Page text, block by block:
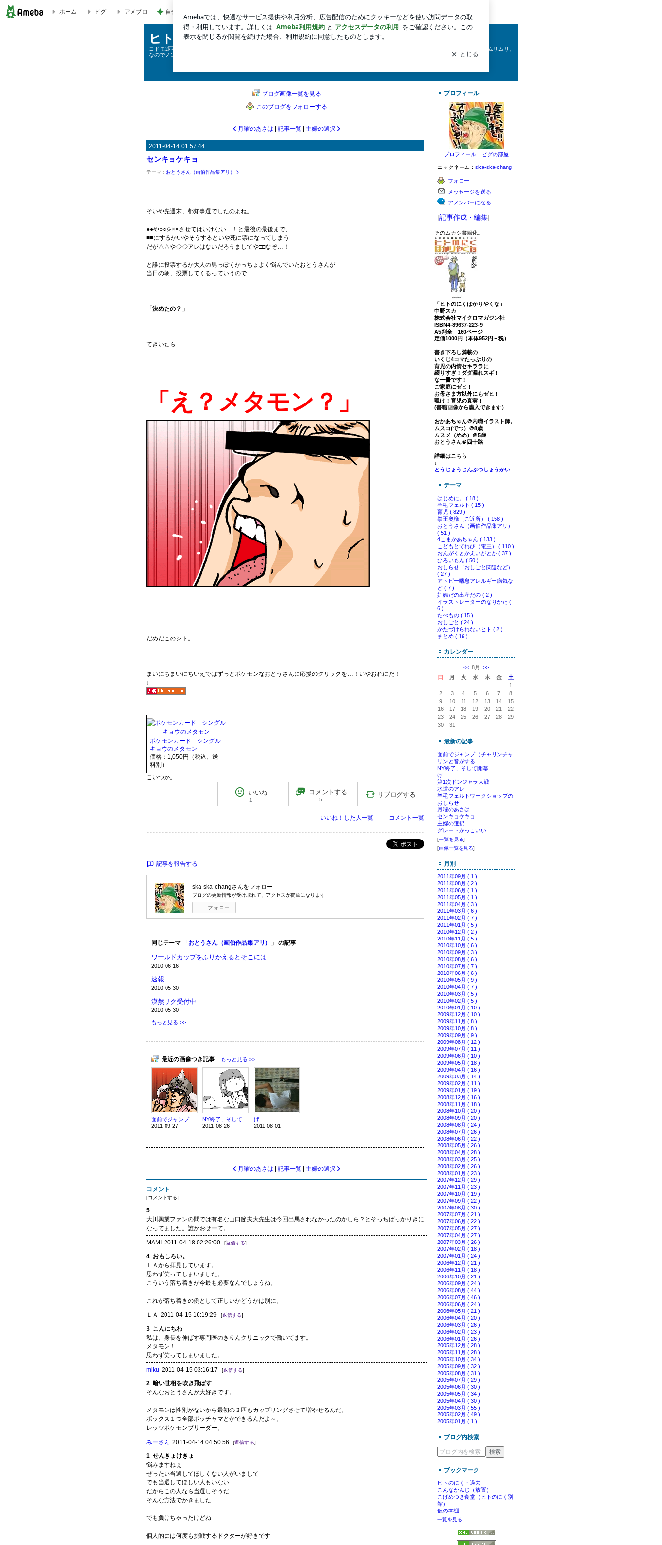
ホーム ピグ アメブロ 自分の時間全てを娘に捧げる夫
ヒトのにくばかりやくな
コドモ2匹引きずったイラストレーターが在宅で泣きながら仕事したり育児をしたりたまにはやさぐれてどっかに逃げ出してみたりしたいがムリムリ。
なのでノンアルコールでもクダをまけるこの場所で育児絵日記とやらに手を染めてもみる。書籍化したこと…あったのう…。
プロフィール
プロフィール ｜ ピグの部屋
ニックネーム： ska-ska-chang
フォロー
メッセージを送る
アメンバーになる
[記事作成・編集]
そのムカシ書籍化。
「ヒトのにくばかりやくな」
中野スカ
株式会社マイクロマガジン社
ISBN4-89637-223-9
A5判全 160ページ
定価1000円（本体952円＋税）
書き下ろし満載の
いくじ4コマたっぷりの
育児の内情セキララに
綴りすぎ！ダダ漏れスギ！
な一冊です！
ご家庭にゼヒ！
お母さま方以外にもゼヒ！
覗け！育児の真実！
(書籍画像から購入できます）
おかあちゃん＠内職イラスト師。
ムスコ(でつ）＠8歳
ムスメ（めめ）＠5歳
おとうさん＠四十路
詳細はこちら
↓
とうじょうじんぶつしょうかい
テーマ
はじめに。 ( 18 )
羊毛フェルト ( 15 )
育児 ( 829 )
拳王奥様（ご近所） ( 158 )
おとうさん（画伯作品集アリ）
( 51 )
4こまかあちゃん ( 133 )
こどもとてれび（電王） ( 110 )
おんがくとかえいがとか ( 37 )
ひろいもん ( 50 )
おしらせ（おしごと関連など）
( 27 )
アトピー喘息アレルギー病気な
ど ( 7 )
妊娠だの出産だの ( 2 )
イラストレーターのなりかた (
6 )
たべもの ( 15 )
おしごと ( 24 )
かたづけられないヒト ( 2 )
まとめ ( 16 )
カレンダー
<< 8月 >>
日
月 火 水 木 金
土
1
2
3 4 5 6 7
8
9
10 11 12 13 14
15
16
17 18 19 20 21
22
23
24 25 26 27 28
29
30
31
最新の記事
面前でジャンプ（チャリンチャ
リンと音がする
NY終了、そして開幕
げ
第1次ドンジャラ大戦
水道のアレ
羊毛フェルトワークショップの
おしらせ
月曜のあさは
センキョケキョ
主婦の選択
グレートかっこいい
[一覧を見る]
[画像一覧を見る]
月別
2011年09月 ( 1 )
2011年08月 ( 2 )
2011年06月 ( 1 )
2011年05月 ( 1 )
2011年04月 ( 3 )
2011年03月 ( 6 )
2011年02月 ( 7 )
2011年01月 ( 5 )
2010年12月 ( 2 )
2010年11月 ( 5 )
2010年10月 ( 6 )
2010年09月 ( 3 )
2010年08月 ( 6 )
2010年07月 ( 7 )
2010年06月 ( 6 )
2010年05月 ( 9 )
2010年04月 ( 7 )
2010年03月 ( 5 )
2010年02月 ( 5 )
2010年01月 ( 10 )
2009年12月 ( 10 )
2009年11月 ( 8 )
2009年10月 ( 8 )
2009年09月 ( 9 )
2009年08月 ( 12 )
2009年07月 ( 11 )
2009年06月 ( 10 )
2009年05月 ( 18 )
2009年04月 ( 16 )
2009年03月 ( 14 )
2009年02月 ( 11 )
2009年01月 ( 19 )
2008年12月 ( 16 )
2008年11月 ( 18 )
2008年10月 ( 20 )
2008年09月 ( 20 )
2008年08月 ( 24 )
2008年07月 ( 26 )
2008年06月 ( 22 )
2008年05月 ( 26 )
2008年04月 ( 28 )
2008年03月 ( 25 )
2008年02月 ( 26 )
2008年01月 ( 23 )
2007年12月 ( 29 )
2007年11月 ( 23 )
2007年10月 ( 19 )
2007年09月 ( 22 )
2007年08月 ( 30 )
2007年07月 ( 21 )
2007年06月 ( 22 )
2007年05月 ( 27 )
2007年04月 ( 27 )
2007年03月 ( 26 )
2007年02月 ( 18 )
2007年01月 ( 24 )
2006年12月 ( 21 )
2006年11月 ( 18 )
2006年10月 ( 21 )
2006年09月 ( 24 )
2006年08月 ( 44 )
2006年07月 ( 46 )
2006年06月 ( 24 )
2006年05月 ( 21 )
2006年04月 ( 20 )
2006年03月 ( 26 )
2006年02月 ( 23 )
2006年01月 ( 26 )
2005年12月 ( 28 )
2005年11月 ( 28 )
2005年10月 ( 34 )
2005年09月 ( 32 )
2005年08月 ( 31 )
2005年07月 ( 29 )
2005年06月 ( 30 )
2005年05月 ( 34 )
2005年04月 ( 30 )
2005年03月 ( 55 )
2005年02月 ( 49 )
2005年01月 ( 1 )
ブログ内検索
ブックマーク
ヒトのにく・過去
こんなかんじ（放置）
こげめつき食堂（ヒトのにく別
館）
仮の本棚
一覧を見る
ブログ画像一覧を見る
このブログをフォローする
月曜のあさは 記事一覧 主婦の選択
2011-04-14 01:57:44
センキョケキョ
テーマ： おとうさん（画伯作品集アリ）
そいや先週末、都知事選でしたのよね。
●●や○○を××させてはいけない…！と最後の最後まで、
■■にするかいやそうするといや死に票になってしまう
だが△△や◇◇アレはないだろうましてや□□なぞ…！
と誰に投票するか大人の男っぽくかっちょよく悩んでいたおとうさんが
当日の朝、投票してくるっていうので
「決めたの？」
てきいたら
「え？メタモン？」
だめだこのシト。
まいにちまいにちいえではずっとポケモンなおとうさんに応援のクリックを…！いやおれにだ！
↓
ポケモンカード シングル
キョウのメタモン
価格：1,050円（税込、送
料別）
こいつか。
いいね
1
コメントする
5
リブログする
いいね！した人一覧 コメント一覧
ポスト
記事を報告する
ska-ska-changさんをフォロー
ブログの更新情報が受け取れて、アクセスが簡単になります
フォロー
同じテーマ 「 おとうさん（画伯作品集アリ） 」 の記事
ワールドカップをふりかえるとそこには
2010-06-16
速報
2010-05-30
漠然リク受付中
2010-05-30
もっと見る >>
最近の画像つき記事 もっと見る >>
面前でジャンプ（チャリンチャリンと音がする
2011-09-27
2011-08-26
げ
2011-08-01
月曜のあさは 記事一覧 主婦の選択
コメント
[コメントする]
5
大川興業ファンの間では有名な山口節夫大先生は今回出馬されなかったのかしら？とそっちばっかりきに
なってました。誰かおせーて。
MAMI 2011-04-18 02:26:00 [返信する]
4 おもしろい。
ＬＡから拝見しています。
思わず笑ってしまいました。
こういう落ち着きが今最も必要なんでしょうね。
これが落ち着きの例として正しいかどうかは別に。
ＬＡ 2011-04-15 16:19:29 [返信する]
3 こんにちわ
私は、身長を伸ばす専門医のきりんクリニックで働いてます。
メタモン！
思わず笑ってしまいました。
miku 2011-04-15 03:16:17 [返信する]
2 暗い世相を吹き飛ばす
そんなおとうさんが大好きです。
メタモンは性別がないから最初の３匹もカップリングさせて増やせるんだ。
ボックス１つ全部ポッチャマとかできるんだよ～。
レッツポケモンブリーダー。
みーさん 2011-04-14 04:50:56 [返信する]
1 せんきょけきょ
悩みますねぇ
ぜったい当選してほしくない人がいまして
でも当選してほしい人もいない
だからこの人なら当選しそうだ
そんな方法でかきました
でも負けちゃったけどね
個人的には何度も挑戦するドクターが好きです